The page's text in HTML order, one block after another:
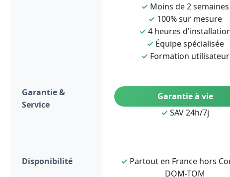
✓ Moins de 2 semaines
✓ 100% sur mesure
✓ 4 heures
✓ Équipe spécialisée
✓ Formation utilisateur
Garantie &
Service
Garantie à vie
✓ SAV 24h/7j
Disponibilité ✓ Partout en France hors
DOM-TOM